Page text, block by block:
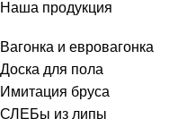
Наша продукция
Вагонка и евровагонка
Доска для пола
Имитация бруса
СЛЕБы из липы